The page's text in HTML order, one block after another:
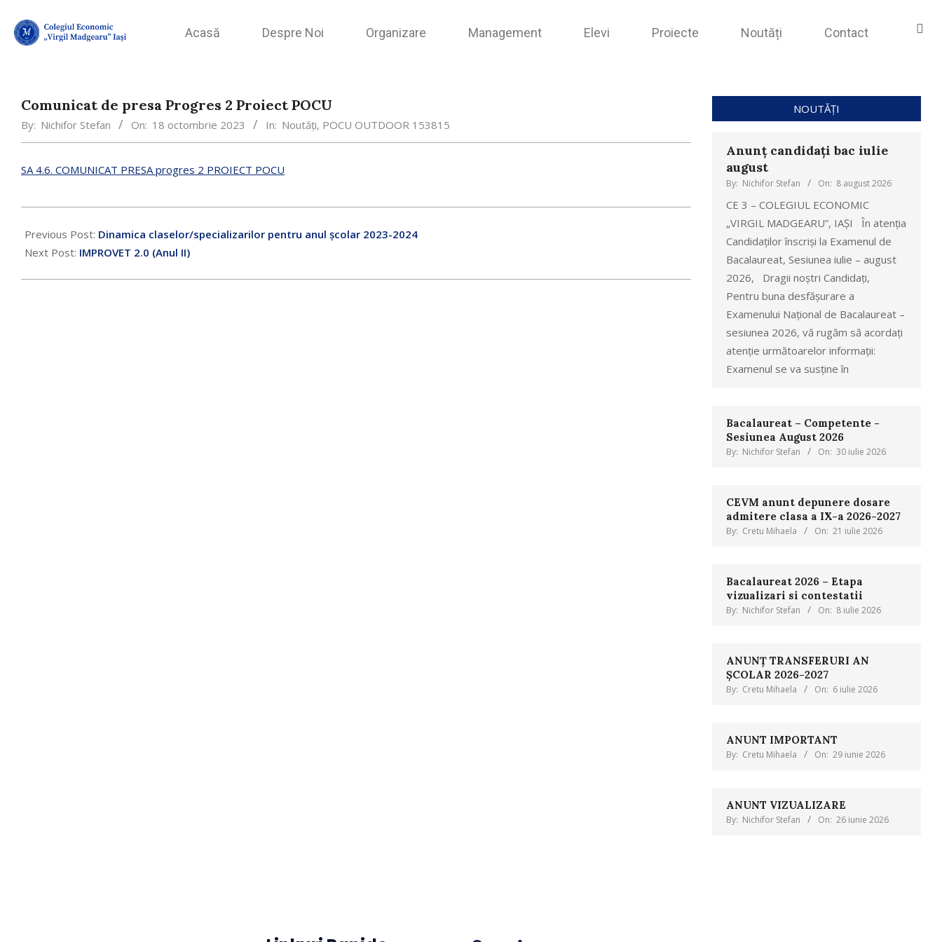
Acasă Despre Noi Organizare Management Elevi Proiecte Noutăți Contact
Comunicat de presa Progres 2 Proiect POCU
By: Nichifor Stefan On: 18 octombrie 2023 In: Noutăți, POCU OUTDOOR 153815
SA 4.6. COMUNICAT PRESA progres 2 PROIECT POCU
Previous Post: Dinamica claselor/specializarilor pentru anul școlar 2023-2024
Next Post: IMPROVET 2.0 (Anul II)
NOUTĂȚI
Anunț candidați bac iulie
august
By: Nichifor Stefan On: 8 august 2026
CE 3 – COLEGIUL ECONOMIC
„VIRGIL MADGEARU”, IAȘI În atenția
Candidaților înscriși la Examenul de
Bacalaureat, Sesiunea iulie – august
2026, Dragii noștri Candidați,
Pentru buna desfășurare a
Examenului Național de Bacalaureat –
sesiunea 2026, vă rugăm să acordați
atenție următoarelor informații:
Examenul se va susține în
Bacalaureat – Competente -
Sesiunea August 2026
By: Nichifor Stefan On: 30 iulie 2026
CEVM anunt depunere dosare
admitere clasa a IX-a 2026-2027
By: Cretu Mihaela On: 21 iulie 2026
Bacalaureat 2026 – Etapa
vizualizari si contestatii
By: Nichifor Stefan On: 8 iulie 2026
ANUNȚ TRANSFERURI AN
ȘCOLAR 2026-2027
By: Cretu Mihaela On: 6 iulie 2026
ANUNT IMPORTANT
By: Cretu Mihaela On: 29 iunie 2026
ANUNT VIZUALIZARE
By: Nichifor Stefan On: 26 iunie 2026